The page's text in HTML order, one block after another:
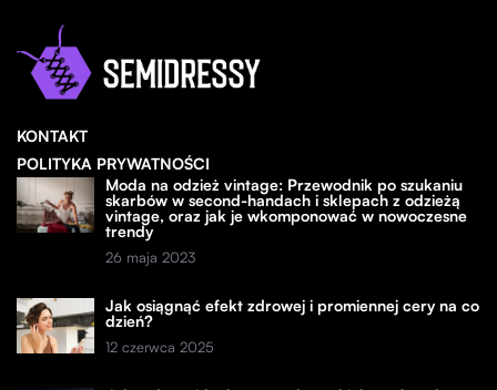
KONTAKT
POLITYKA PRYWATNOŚCI
Moda na odzież vintage: Przewodnik po szukaniu
skarbów w second-handach i sklepach z odzieżą
vintage, oraz jak je wkomponować w nowoczesne
trendy
26 maja 2023
Jak osiągnąć efekt zdrowej i promiennej cery na co
dzień?
12 czerwca 2025